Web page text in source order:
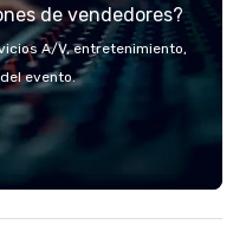
to
de vendedores?
A/V, entretenimiento,
evento.